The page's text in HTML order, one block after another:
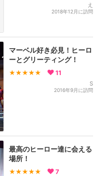
え
2018年12月に訪問
マーベル好き必見！ヒーロ
ーとグリーティング！
★★★★★ 11
S
2016年9月に訪問
最高のヒーロー達に会える
場所！
★★★★★ 7